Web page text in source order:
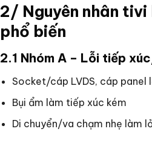
2/ Nguyên nhân
phổ biến
2.1 Nhóm A – Lỗi tiếp
Socket/cáp LVDS, cáp panel
Bụi ẩm làm tiếp xúc kém
Di chuyển/va chạm nhẹ làm